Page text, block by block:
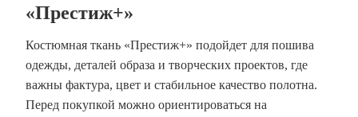
«Престиж+»
Костюмная ткань «Престиж+» подойдет для пошива
одежды, деталей образа и творческих проектов, где
важны фактура, цвет и стабильное качество полотна.
Перед покупкой можно ориентироваться на